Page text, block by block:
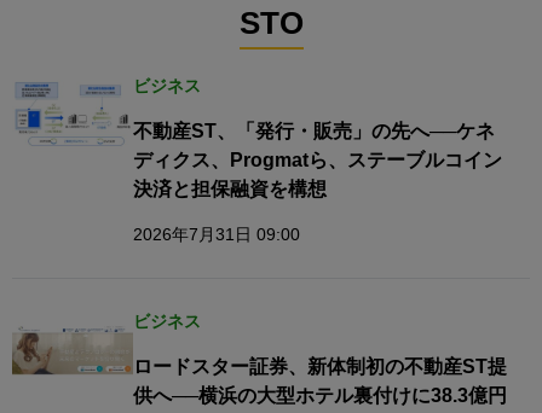
STO
ビジネス
不動産ST、「発行・販売」の先へ──ケネ
ディクス、Progmatら、ステーブルコイン
決済と担保融資を構想
2026年7月31日 09:00
ビジネス
ロードスター証券、新体制初の不動産ST提
供へ──横浜の大型ホテル裏付けに38.3億円